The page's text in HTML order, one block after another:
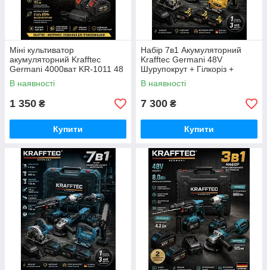
Міні культиватор
акумуляторний Krafftec
Germani 4000ват KR-1011 48
V / 6 Ah для розпушування
землі, саду, клумб і грядок
В наявності
1 350 ₴
Купити
Набір 7в1 Акумуляторний
Krafftec Germani 48V
Шурупокрут + Гілкоріз +
Болгарка + Перф + Гайковерт
+ Циркулярна + лобзик/
жовтий
В наявності
7 300 ₴
Купити